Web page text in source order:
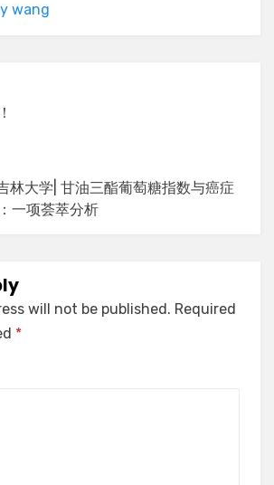
wang
林大学| 甘油三酯葡萄糖指数与癌症
一项荟萃分析
will not be published. Required
*